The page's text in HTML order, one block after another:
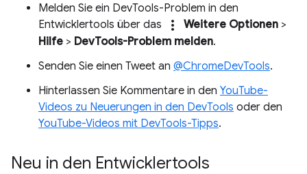
Melden Sie ein DevTools-Problem in den
Entwicklertools über das
more_vert Weitere Optionen >
Hilfe > DevTools-Problem melden.
Senden Sie einen Tweet an @ChromeDevTools.
Hinterlassen Sie Kommentare in den YouTube-
Videos zu Neuerungen in den DevTools oder den
YouTube-Videos mit DevTools-Tipps.
Neu in den Entwicklertools